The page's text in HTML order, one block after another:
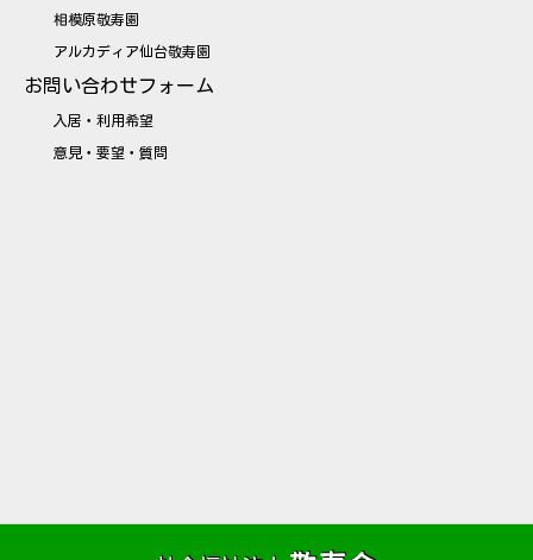
相模原敬寿園
アルカディア仙台敬寿園
お問い合わせフォーム
入居・利用希望
意見・要望・質問